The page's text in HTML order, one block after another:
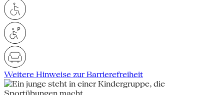
Weitere Hinweise zur Barrierefreiheit